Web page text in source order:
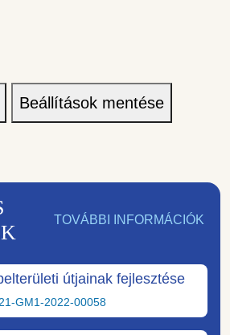
Beállítások mentése
TOVÁBBI INFORMÁCIÓK
útjainak fejlesztése
GM1-2022-00058